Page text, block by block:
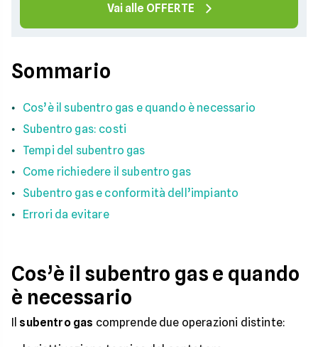
Vai alle OFFERTE
Sommario
Cos’è il subentro gas e quando è necessario
Subentro gas: costi
Tempi del subentro gas
Come richiedere il subentro gas
Subentro gas e conformità dell’impianto
Errori da evitare
Cos’è il subentro gas e quando
è necessario
Il subentro gas comprende due operazioni distinte: